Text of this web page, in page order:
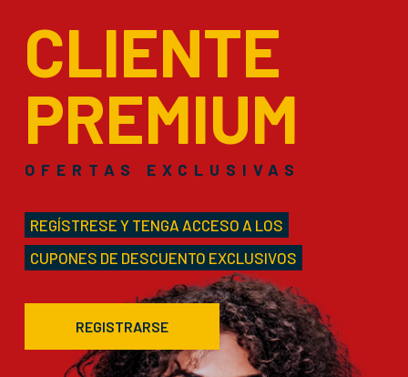
CLIENTE
PREMIUM
OFERTAS EXCLUSIVAS
REGÍSTRESE Y TENGA ACCESO A LOS
CUPONES DE DESCUENTO EXCLUSIVOS
REGISTRARSE